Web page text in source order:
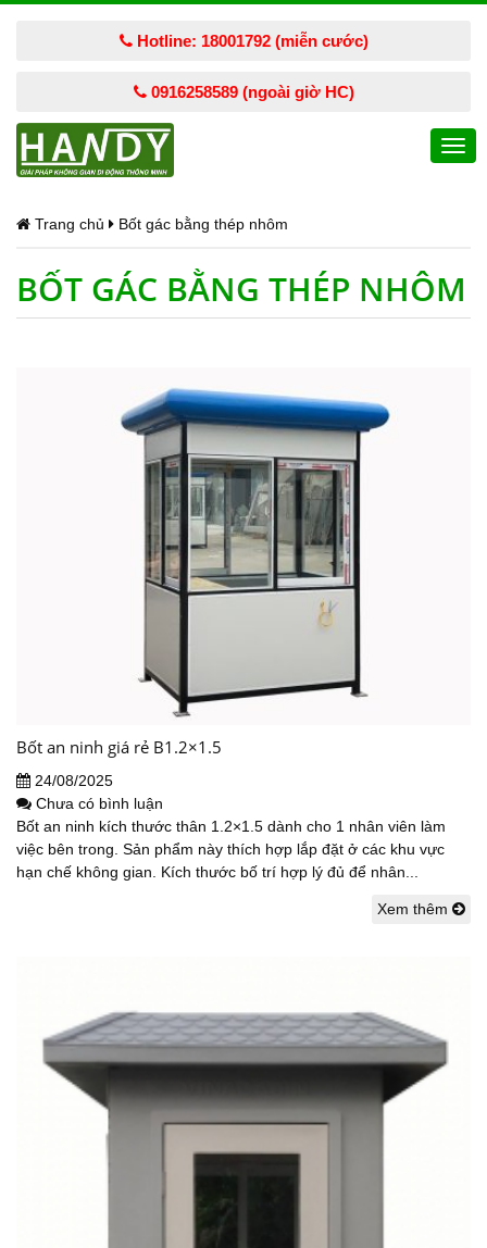
Hotline: 18001792 (miễn cước)
0916258589 (ngoài giờ HC)
Trang chủ Bốt gác bằng thép nhôm
BỐT GÁC BẰNG THÉP NHÔM
Bốt an ninh giá rẻ B1.2×1.5
24/08/2025
Chưa có bình luận
Bốt an ninh kích thước thân 1.2×1.5 dành cho 1 nhân viên làm
việc bên trong. Sản phẩm này thích hợp lắp đặt ở các khu vực
hạn chế không gian. Kích thước bố trí hợp lý đủ để nhân...
Xem thêm